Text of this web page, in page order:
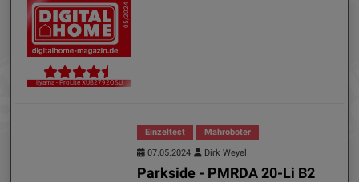
05/2024
iiyama - ProLite XUB2792QSU
Einzeltest
Mähroboter
07.05.2024
Dirk Weyel
Parkside - PMRDA 20-Li B2